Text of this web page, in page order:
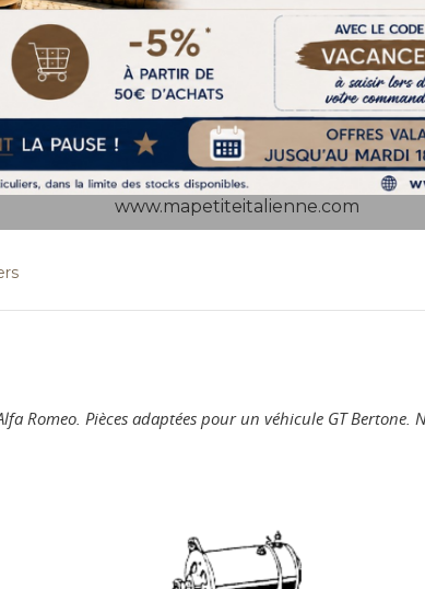
www.mapetiteitalienne.com
Romeo. Pièces adaptées pour un véhicule GT